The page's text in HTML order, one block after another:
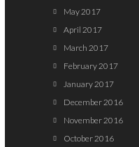
May 2017
April 2017
March 2017
February 2017
January 2017
December 2016
November 2016
October 2016